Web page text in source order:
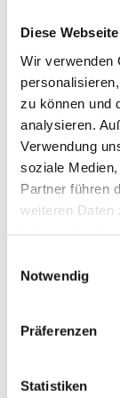
Diese
Wir verwenden
zu können und
analysieren.
Verwendung
soziale
Partner führen
weiteren Daten
Notwendig
Präferenzen
Statistiken